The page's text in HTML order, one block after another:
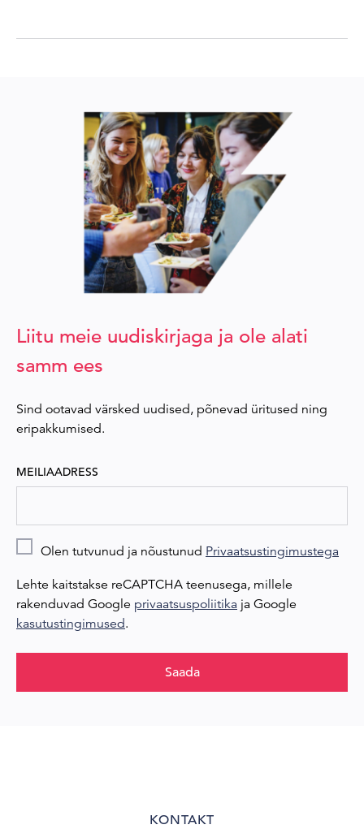
Liitu meie uudiskirjaga ja ole alati
samm ees
Sind ootavad värsked uudised, põnevad üritused ning
eripakkumised.
MEILIAADRESS
Olen tutvunud ja nõustunud Privaatsustingimustega
Lehte kaitstakse reCAPTCHA teenusega, millele
rakenduvad Google privaatsuspoliitika ja Google
kasutustingimused.
Saada
KONTAKT